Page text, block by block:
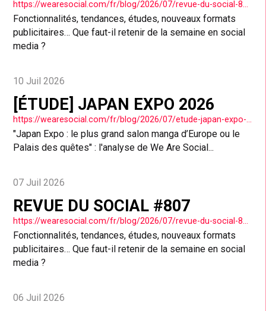
Fonctionnalités, tendances, études, nouveaux formats
publicitaires… Que faut-il retenir de la semaine en social
media ?
10 Juil 2026
[ÉTUDE] JAPAN EXPO 2026
https://wearesocial.com/fr/blog/2026/07/etude-japan-expo-2026/
"Japan Expo : le plus grand salon manga d’Europe ou le
Palais des quêtes" : l'analyse de We Are Social...
07 Juil 2026
REVUE DU SOCIAL #807
https://wearesocial.com/fr/blog/2026/07/revue-du-social-807/
Fonctionnalités, tendances, études, nouveaux formats
publicitaires… Que faut-il retenir de la semaine en social
media ?
06 Juil 2026